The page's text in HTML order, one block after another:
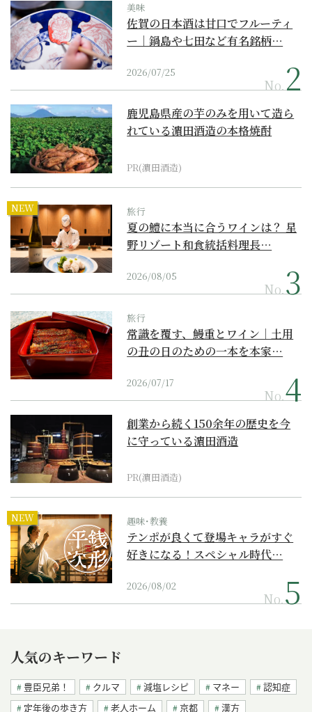
美味
佐賀の日本酒は甘口でフルーティ
ー｜鍋島や七田など有名銘柄…
2026/07/25
No.
鹿児島県産の芋のみを用いて造ら
れている濵田酒造の本格焼酎
PR(濵田酒造)
NEW 旅行
夏の鱧に本当に合うワインは？ 星
野リゾート和食統括料理長…
2026/08/05
No.
旅行
常識を覆す、鰻重とワイン｜土用
の丑の日のための一本を本家…
2026/07/17
No.
創業から続く150余年の歴史を今
に守っている濵田酒造
PR(濵田酒造)
NEW 趣味･教養
テンポが良くて登場キャラがすぐ
好きになる！スペシャル時代…
2026/08/02
No.
人気のキーワード
豊臣兄弟！ クルマ 減塩レシピ マネー
認知症
定年後の歩き方
老人ホーム 京都 漢方